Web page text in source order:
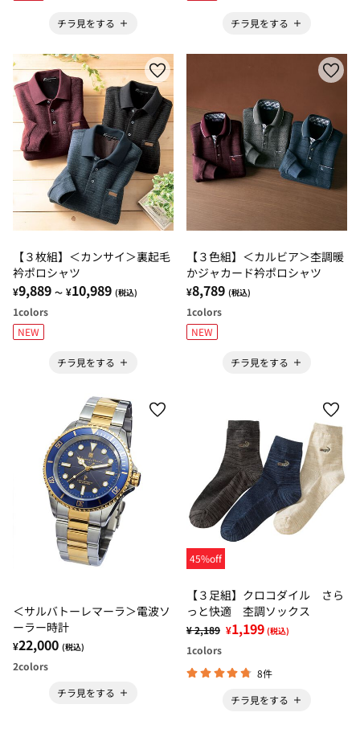
チラ見をする チラ見をする
【３枚組】＜カンサイ＞裏起毛
衿ポロシャツ
¥9,889 ～ ¥10,989 (税込)
1colors
NEW
チラ見をする
【３色組】＜カルビア＞杢調暖
かジャカード衿ポロシャツ
¥8,789 (税込)
1colors
NEW
チラ見をする
＜サルバトーレマーラ＞電波ソ
ーラー時計
¥22,000 (税込)
2colors
チラ見をする
45%off
【３足組】クロコダイル さら
っと快適 杢調ソックス
¥ 2,189 ¥1,199 (税込)
1colors
8件
チラ見をする